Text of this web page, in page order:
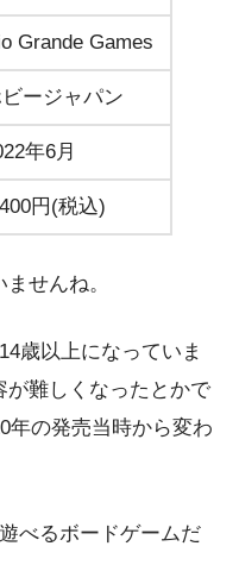
Grande Games
ージャパン
年6月
円(税込)
せんね。
歳以上になっていま
難しくなったとかで
年の発売当時から変わ
べるボードゲームだ